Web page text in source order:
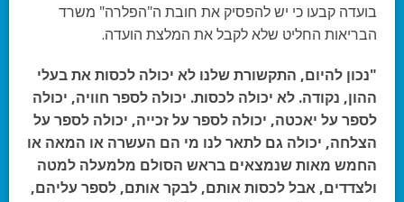
בועדה קבעו כי יש להפסיק את חובת ה"הפלרה" משרד
הבריאות החליט שלא לקבל את המלצת הועדה.
"נכון להיום, התקשורת שלנו לא יכולה לכסות את בעלי
ההון, נקודה. לא יכולה לכסות. יכולה לספר חוויה, יכולה
לספר על יאכטה, יכולה לספר על זכייה, יכולה לספר על
הצלחה, יכולה גם לתאר לנו מי הם העשרה או המאה או
החמש מאות שנמצאים בראש הסולם מלמעלה למטה
ולצדדים, אבל לכסות אותם, לבקר אותם, לספר עליהם,